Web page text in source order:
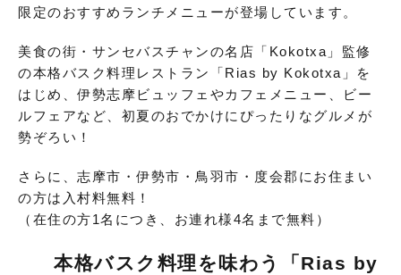
限定のおすすめランチメニューが登場しています。
美食の街・サンセバスチャンの名店「Kokotxa」監修
の本格バスク料理レストラン「Rias by Kokotxa」を
はじめ、伊勢志摩ビュッフェやカフェメニュー、ビー
ルフェアなど、初夏のおでかけにぴったりなグルメが
勢ぞろい！
さらに、志摩市・伊勢市・鳥羽市・度会郡にお住まい
の方は入村料無料！
（在住の方1名につき、お連れ様4名まで無料）
本格バスク料理を味わう「Rias by